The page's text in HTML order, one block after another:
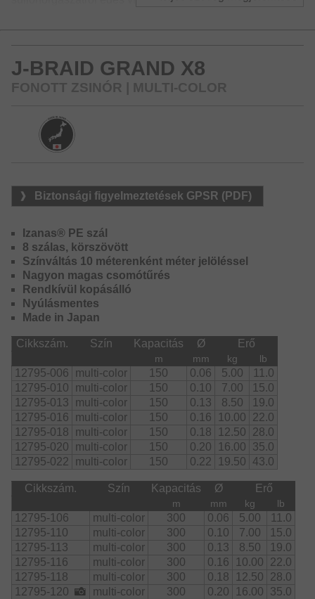
tekintetben meggyőző.
szorosabban fonott, ezzel megnőtt a kopásállósága és a
csomózott szakítószilárdsága is. A speciális gyártási
folyamat során a J-Braid Grand X8 zsinórt megfeszített
is növekszik. A J-Braid Grand X8 lágy, felületi bevonatának
köszönhetően nagyon halkan siklik át a gyűrűkön, mégis
kicsit merevebb, mint a J-Braid X8, emiatt különösen
Kapható a következő színekben: világosszürke,
J-BRAID GRAND X8
FONOTT ZSINÓR | MULTI-COLOR
Biztonsági figyelmeztetések GPSR (PDF)
Izanas® PE szál
8 szálas, körszövött
Színváltás 10 méterenként méter jelöléssel
Nagyon magas csomótűrés
Rendkívül kopásálló
Nyúlásmentes
Made in Japan
Cikkszám. Szín Kapacitás Ø Erő
m mm kg lb
12795-006 multi-color 150 0.06 5.00
11.0
12795-010
multi-color 150 0.10 7.00
15.0
12795-013
multi-color 150 0.13 8.50
19.0
12795-016
multi-color 150 0.16 10.00
22.0
12795-018
multi-color 150 0.18 12.50
28.0
12795-020
multi-color 150 0.20 16.00
35.0
12795-022
multi-color 150 0.22 19.50 43.0
Cikkszám. Szín Kapacitás Ø Erő
m mm kg lb
12795-106 multi-color 300 0.06 5.00
11.0
12795-110
multi-color 300 0.10 7.00
15.0
12795-113
multi-color 300 0.13 8.50
19.0
12795-116
multi-color 300 0.16 10.00
22.0
12795-118
multi-color 300 0.18 12.50
28.0
12795-120
multi-color 300 0.20 16.00
35.0